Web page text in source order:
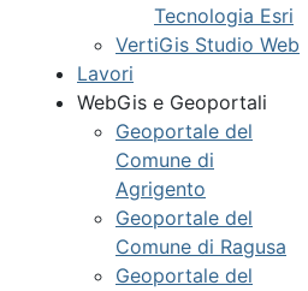
Tecnologia Esri
VertiGis Studio Web
Lavori
WebGis e Geoportali
Geoportale del
Comune di
Agrigento
Geoportale del
Comune di Ragusa
Geoportale del